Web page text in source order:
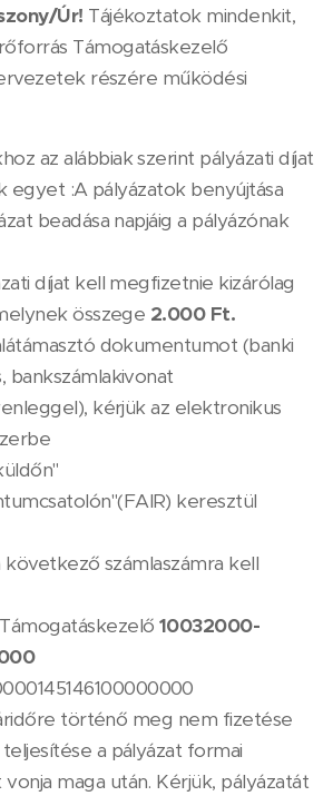
Úr! Tájékoztatok mindenkit,
Támogatáskezelő
részére működési
az alábbiak szerint pályázati díjat
egyet :A pályázatok benyújtása
beadása napjáig a pályázónak
díjat kell megfizetnie kizárólag
összege 2.000 Ft.
dokumentumot (banki
bankszámlakivonat
kérjük az elektronikus
keresztül
következő számlaszámra kell
10032000-
történő meg nem fizetése
a pályázat formai
maga után. Kérjük, pályázatát